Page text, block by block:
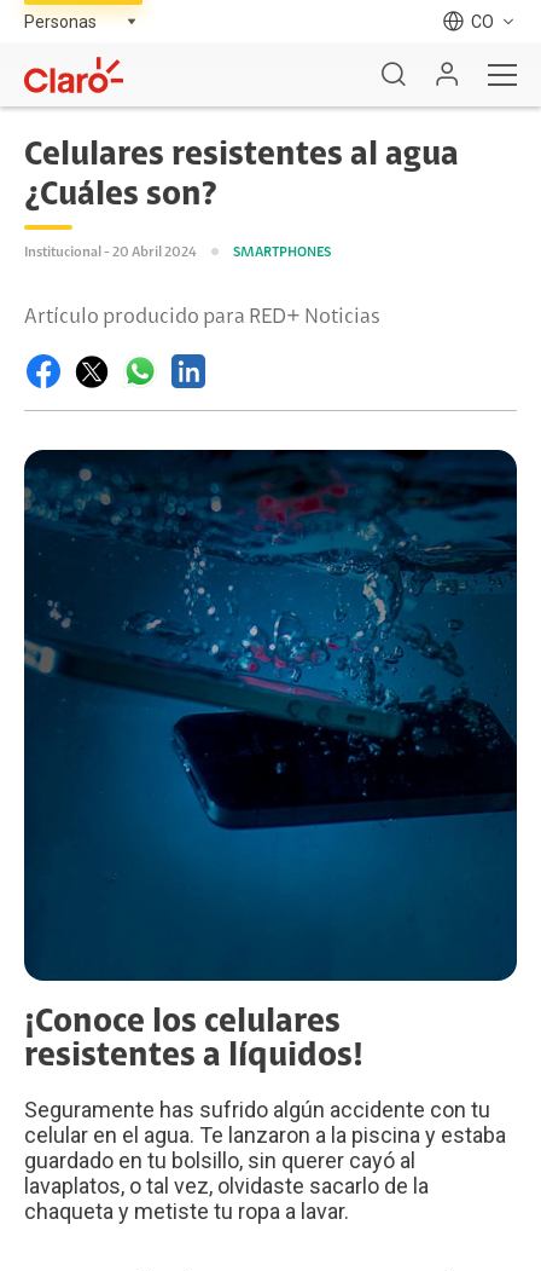
CO
Celulares resistentes al agua
¿Cuáles son?
Institucional - 20 Abril 2024 SMARTPHONES
Artículo producido para RED+ Noticias
¡Conoce los celulares
resistentes a líquidos!
Seguramente has sufrido algún accidente con tu
celular en el agua. Te lanzaron a la piscina y estaba
guardado en tu bolsillo, sin querer cayó al
lavaplatos, o tal vez, olvidaste sacarlo de la
chaqueta y metiste tu ropa a lavar.